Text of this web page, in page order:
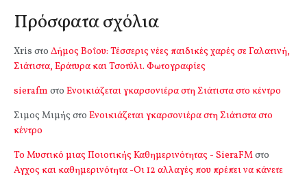
Πρόσφατα σχόλια
Xris στο Δήμος Βοΐου: Τέσσερις νέες παιδικές χαρές σε Γαλατινή,
Σιάτιστα, Εράτυρα και Τσοτύλι. Φωτογραφίες
sierafm στο Ενοικιάζεται γκαρσονιέρα στη Σιάτιστα στο κέντρο
Σιμος Μιμής στο Ενοικιάζεται γκαρσονιέρα στη Σιάτιστα στο
κέντρο
Το Μυστικό μιας Ποιοτικής Καθημερινότητας - SieraFMστο
Αγχος και καθημερινότητα -Οι 12 αλλαγές που πρέπει να κάνετε